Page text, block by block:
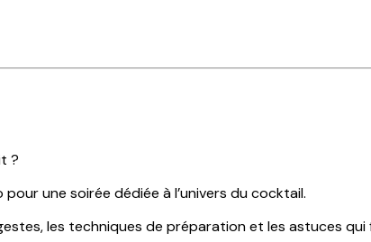
?
une soirée dédiée à l’univers du cocktail.
les techniques de préparation et les astuces